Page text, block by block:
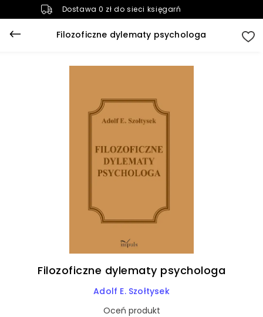
Dostawa 0 zł do sieci księgarń
Filozoficzne dylematy psychologa
Filozoficzne dylematy psychologa
Adolf E. Szołtysek
Oceń produkt